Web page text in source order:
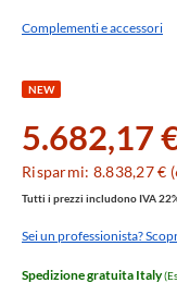
Complementi e accessori
NEW
5.682,17
Risparmi: 8.838,27 €
Tutti i prezzi includono IVA
Sei un professionista?
Spedizione gratuita Italy